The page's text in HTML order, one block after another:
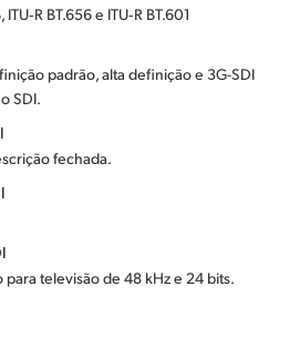
BT.656 e ITU‑R BT.601
padrão, alta definição e 3G-SDI
SDI.
fechada.
para televisão de 48 kHz e 24 bits.